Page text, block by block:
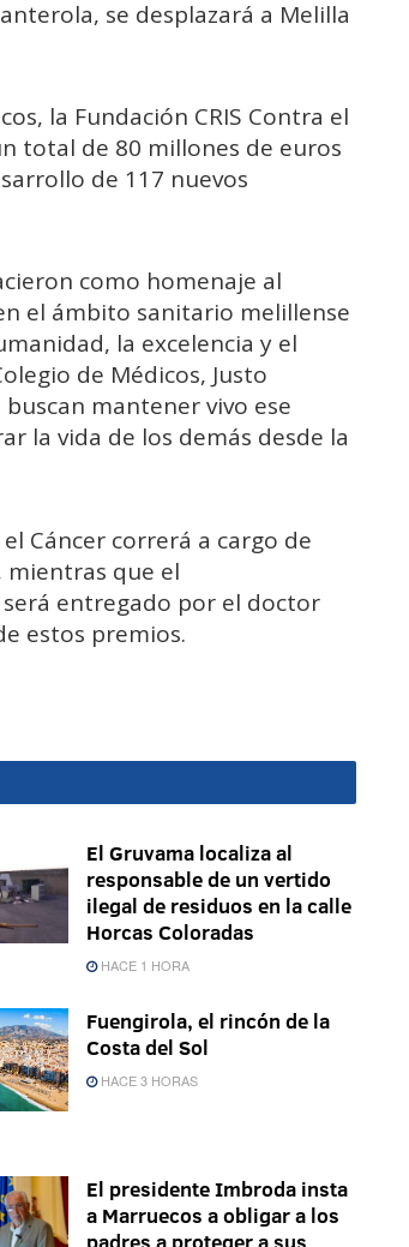
se desplazará a Melilla
la Fundación CRIS Contra el
total de 80 millones de euros
de 117 nuevos
como homenaje al
el ámbito sanitario melillense
la excelencia y el
de Médicos, Justo
mantener vivo ese
la vida de los demás desde la
Cáncer correrá a cargo de
mientras que el
entregado por el doctor
estos premios.
El Gruvama localiza al
responsable de un vertido
ilegal de residuos en la calle
Horcas Coloradas
HACE 1 HORA
Fuengirola, el rincón de la
Costa del Sol
HACE 3 HORAS
El presidente Imbroda insta
a Marruecos a obligar a los
padres a proteger a sus